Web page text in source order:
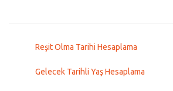
Reşit Olma Tarihi Hesaplama
Gelecek Tarihli Yaş Hesaplama